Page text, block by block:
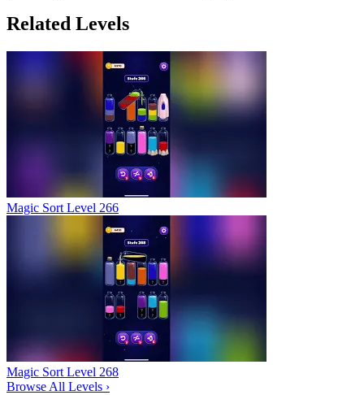
Related Levels
Magic Sort Level 266
Magic Sort Level 268
Browse All Levels ›